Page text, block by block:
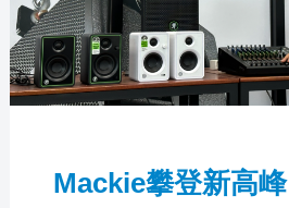
Mackie攀登新高峰